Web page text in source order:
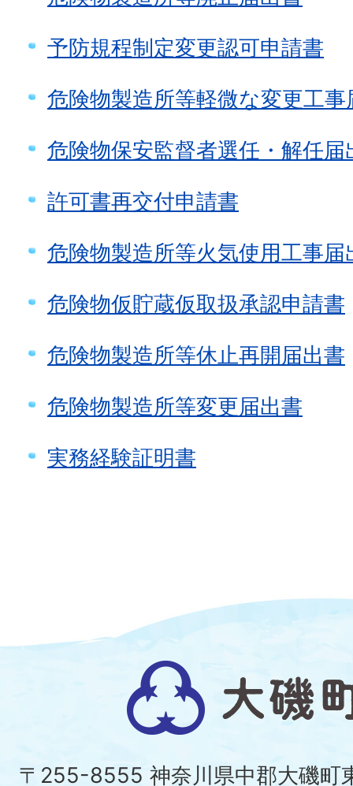
予防規程制定変更認可申請書
危険物製造所等軽微な変更工事
危険物保安監督者選任・解任届
許可書再交付申請書
危険物製造所等火気使用工事届
危険物仮貯蔵仮取扱承認申請書
危険物製造所等休止再開届出書
危険物製造所等変更届出書
実務経験証明書
大
磯
町
〒255-8555 神奈川県中郡大磯